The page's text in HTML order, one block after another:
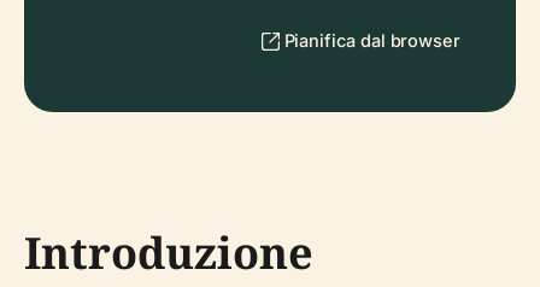
Pianifica dal browser
Introduzione